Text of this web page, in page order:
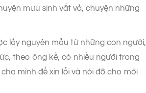
mưu sinh vất vả, chuyện những
lấy nguyên mẫu từ những con người,
theo ông kể, có nhiều người trong
mình để xin lỗi và nói đỡ cho mới